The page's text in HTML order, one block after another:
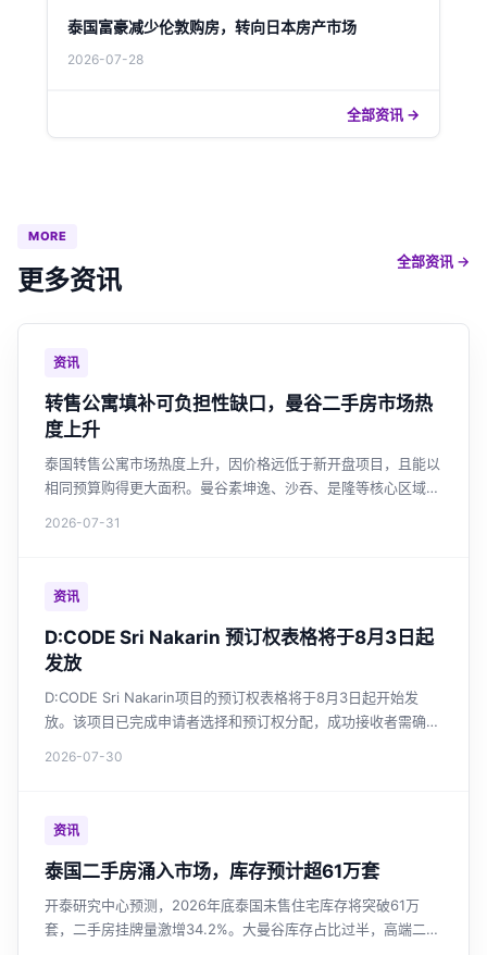
泰国富豪减少伦敦购房，转向日本房产市场
2026-07-28
全部资讯 →
MORE
更多资讯
全部资讯 →
资讯
转售公寓填补可负担性缺口，曼谷二手房市场热
度上升
泰国转售公寓市场热度上升，因价格远低于新开盘项目，且能以
相同预算购得更大面积。曼谷素坤逸、沙吞、是隆等核心区域转
2026-07-31
资讯
D:CODE Sri Nakarin 预订权表格将于8月3日起
发放
D:CODE Sri Nakarin项目的预订权表格将于8月3日起开始发
放。该项目已完成申请者选择和预订权分配，成功接收者需确认
2026-07-30
资讯
泰国二手房涌入市场，库存预计超61万套
开泰研究中心预测，2026年底泰国未售住宅库存将突破61万
套，二手房挂牌量激增34.2%。大曼谷库存占比过半，高端二手